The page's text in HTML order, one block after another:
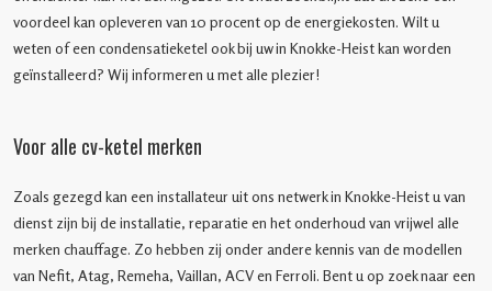
voordeel kan opleveren van 10 procent op de energiekosten. Wilt u
weten of een condensatieketel ook bij uw in Knokke-Heist kan worden
geïnstalleerd? Wij informeren u met alle plezier!
Voor alle cv-ketel merken
Zoals gezegd kan een installateur uit ons netwerk in Knokke-Heist u van
dienst zijn bij de installatie, reparatie en het onderhoud van vrijwel alle
merken chauffage. Zo hebben zij onder andere kennis van de modellen
van Nefit, Atag, Remeha, Vaillan, ACV en Ferroli. Bent u op zoek naar een